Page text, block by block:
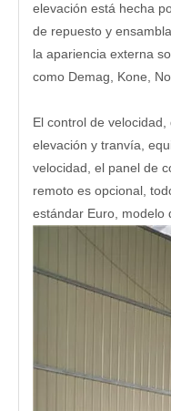
elevación está hecha
de repuesto y
la apariencia externa
como Demag, Kone,
El control de
elevación y tranvía,
velocidad, el panel de
remoto es opcional,
estándar Euro, modelo